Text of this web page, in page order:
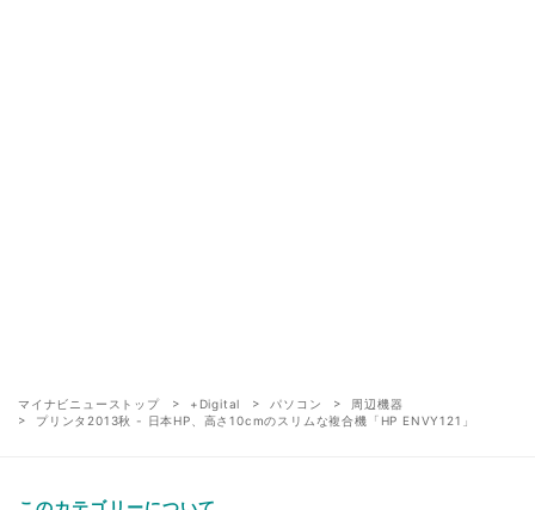
マイナビニューストップ +Digital パソコン
周辺機器
プリンタ2013秋 - 日本HP、高さ10cmのスリムな複合機「HP ENVY121」